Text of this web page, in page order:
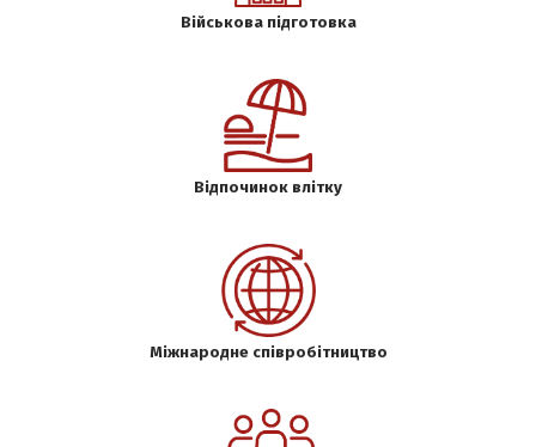
Військова підготовка
Відпочинок влітку
Міжнародне співробітництво